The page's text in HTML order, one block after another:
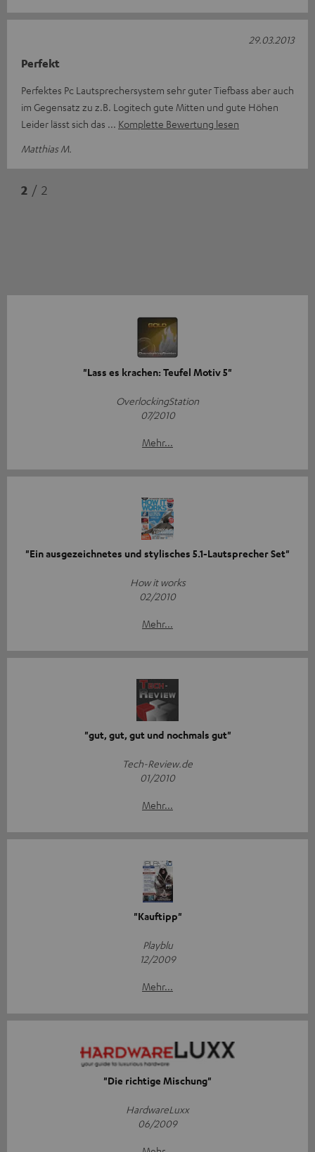
Perfekt
Perfektes Pc Lautsprechersystem sehr guter Tiefbass aber auch
im Gegensatz zu z.B. Logitech gute Mitten und gute Höhen
Leider lässt sich das
Komplette Bewertung lesen
Matthias M.
29.03.2013
2 / 2
"Lass es krachen: Teufel Motiv 5"
OverlockingStation
07/2010
Mehr...
"Ein ausgezeichnetes und stylisches 5.1-Lautsprecher Set"
How it works
02/2010
Mehr...
"gut, gut, gut und nochmals gut"
Tech-Review.de
01/2010
Mehr...
"Kauftipp"
Playblu
12/2009
Mehr...
"Die richtige Mischung"
HardwareLuxx
06/2009